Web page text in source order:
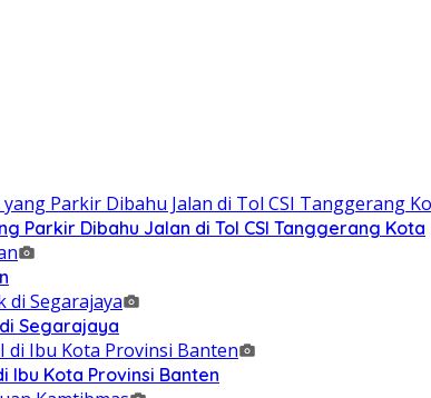
Parkir Dibahu Jalan di Tol CSI Tanggerang Kota
Segarajaya
Ibu Kota Provinsi Banten